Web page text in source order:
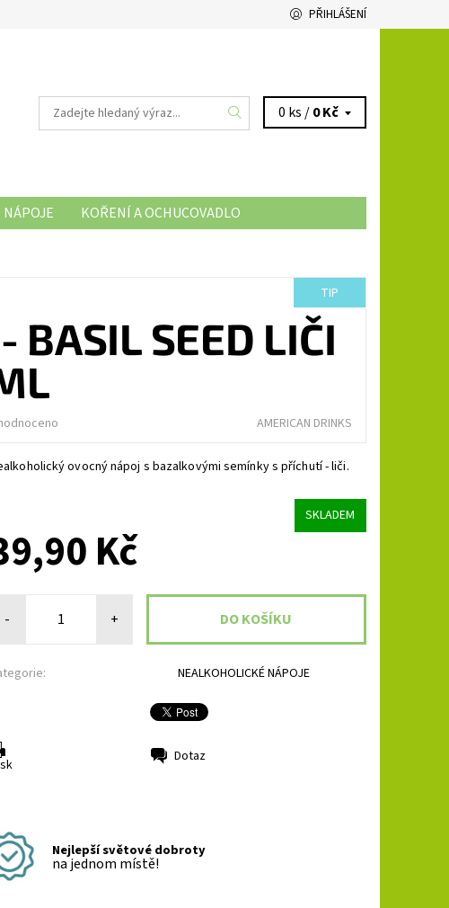
PŘIHLÁŠENÍ
0 ks /0 Kč
NÁPOJE
KOŘENÍ A OCHUCOVADLO
TIP
BASIL SEED LIČI
AMERICAN DRINKS
ovocný nápoj s bazalkovými semínky s příchutí - liči.
SKLADEM
Kč
- +
NEALKOHOLICKÉ NÁPOJE
Dotaz
Nejlepší světové dobroty
na jednom místě!